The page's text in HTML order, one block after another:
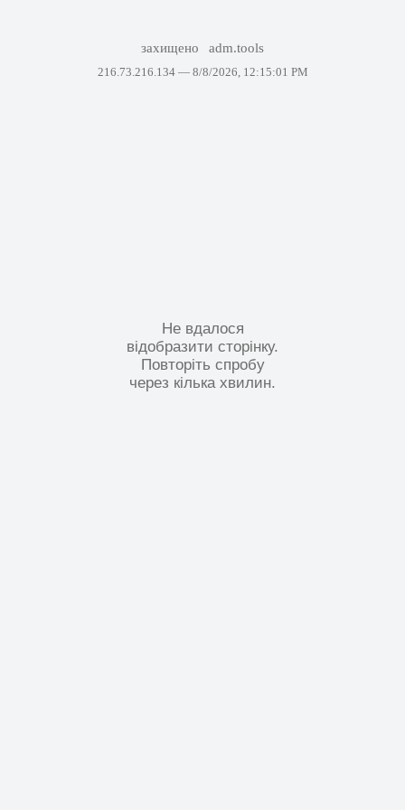
захищено adm.tools
216.73.216.134 — 8/8/2026, 12:15:01 PM
Не вдалося
відобразити сторінку.
Повторіть спробу
через кілька хвилин.